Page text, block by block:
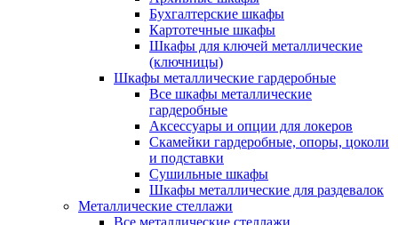
Бухгалтерские шкафы
Картотечные шкафы
Шкафы для ключей металлические
(ключницы)
Шкафы металлические гардеробные
Все шкафы металлические
гардеробные
Аксессуары и опции для локеров
Скамейки гардеробные, опоры, цоколи
и подставки
Сушильные шкафы
Шкафы металлические для раздевалок
Металлические стеллажи
Все металлические стеллажи